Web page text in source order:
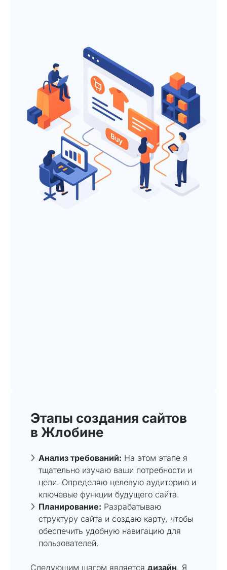
Этапы создания сайтов
в Жлобине
Анализ требований: На этом этапе я
тщательно изучаю ваши потребности и
цели. Определяю целевую аудиторию и
ключевые функции будущего сайта.
Планирование: Разрабатываю
структуру сайта и создаю карту, чтобы
обеспечить удобную навигацию для
пользователей.
Следующим шагом является дизайн. Я